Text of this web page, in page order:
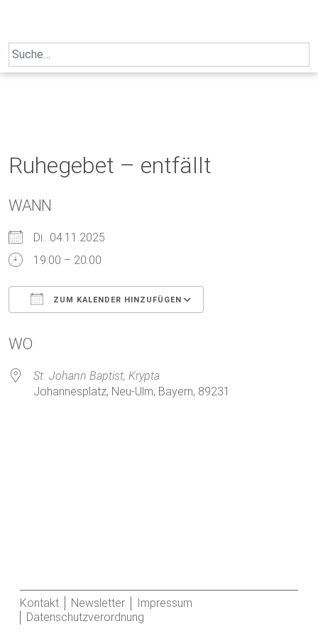
Search
for:
Ruhegebet – entfällt
WANN
Di.. 04.11.2025
19:00 – 20:00
ZUM KALENDER HINZUFÜGEN
WO
St. Johann Baptist, Krypta
Johannesplatz, Neu-Ulm, Bayern, 89231
Kontakt Newsletter
Impressum
Datenschutzverordnung